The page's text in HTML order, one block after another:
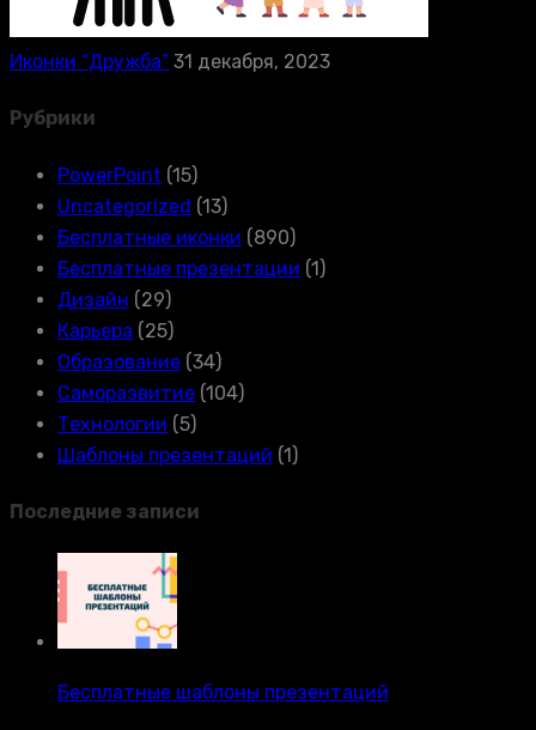
Иконки “Дружба” 31 декабря, 2023
Рубрики
PowerPoint (15)
Uncategorized (13)
Бесплатные иконки (890)
Бесплатные презентации (1)
Дизайн (29)
Карьера (25)
Образование (34)
Саморазвитие (104)
Технологии (5)
Шаблоны презентаций (1)
Последние записи
Бесплатные шаблоны презентаций